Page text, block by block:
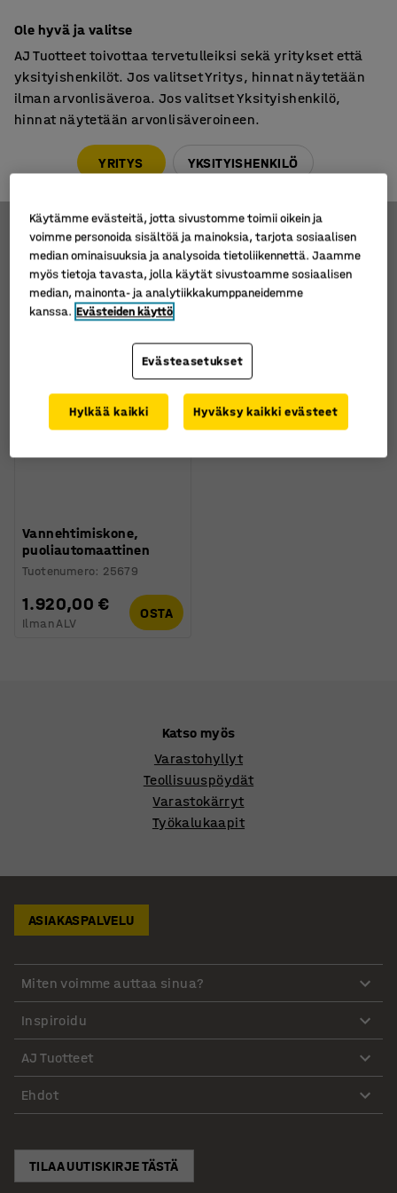
Vannekoneet
Lajittele
1 tuotetta
Vannehtimiskone,
puoliautomaattinen
Tuotenumero: 25679
1.920,00 €
Ilman ALV
OSTA
Katso myös
Varastohyllyt
Teollisuuspöydät
Varastokärryt
Työkalukaapit
ASIAKASPALVELU
Miten voimme auttaa sinua?
Inspiroidu
AJ Tuotteet
Ehdot
TILAA UUTISKIRJE TÄSTÄ
Ole hyvä ja valitse
AJ Tuotteet toivottaa tervetulleiksi sekä yritykset että
yksityishenkilöt. Jos valitset Yritys, hinnat näytetään
ilman arvonlisäveroa. Jos valitset Yksityishenkilö,
hinnat näytetään arvonlisäveroineen.
YRITYS YKSITYISHENKILÖ
Käytämme evästeitä, jotta sivustomme toimii oikein ja
voimme personoida sisältöä ja mainoksia, tarjota sosiaalisen
median ominaisuuksia ja analysoida tietoliikennettä. Jaamme
myös tietoja tavasta, jolla käytät sivustoamme sosiaalisen
median, mainonta- ja analytiikkakumppaneidemme
kanssa. Evästeiden käyttö
Evästeasetukset
Hylkää kaikki Hyväksy kaikki evästeet